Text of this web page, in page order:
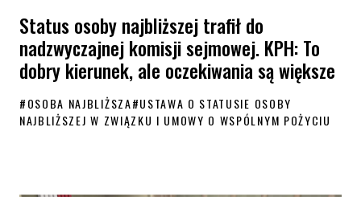
Status osoby najbliższej trafił do
nadzwyczajnej komisji sejmowej. KPH: To
dobry kierunek, ale oczekiwania są większe
#OSOBA NAJBLIŻSZA#USTAWA O STATUSIE OSOBY
NAJBLIŻSZEJ W ZWIĄZKU I UMOWY O WSPÓLNYM POŻYCIU